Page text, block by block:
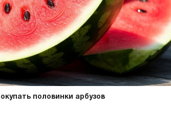
половинки арбузов